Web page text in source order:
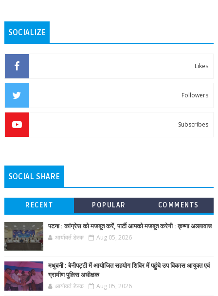
SOCIALIZE
Likes
Followers
Subscribes
SOCIAL SHARE
RECENT POPULAR COMMENTS
पटना : कांग्रेस को मजबूत करें, पार्टी आपको मजबूत करेगी : कृष्णा अल्लावारू
आर्यावर्त डेस्क Aug 05, 2026
मधुबनी : बेनीपट्टी में आयोजित सहयोग शिविर में पहुंचे उप विकास आयुक्त एवं
ग्रामीण पुलिस अधीक्षक
आर्यावर्त डेस्क Aug 05, 2026